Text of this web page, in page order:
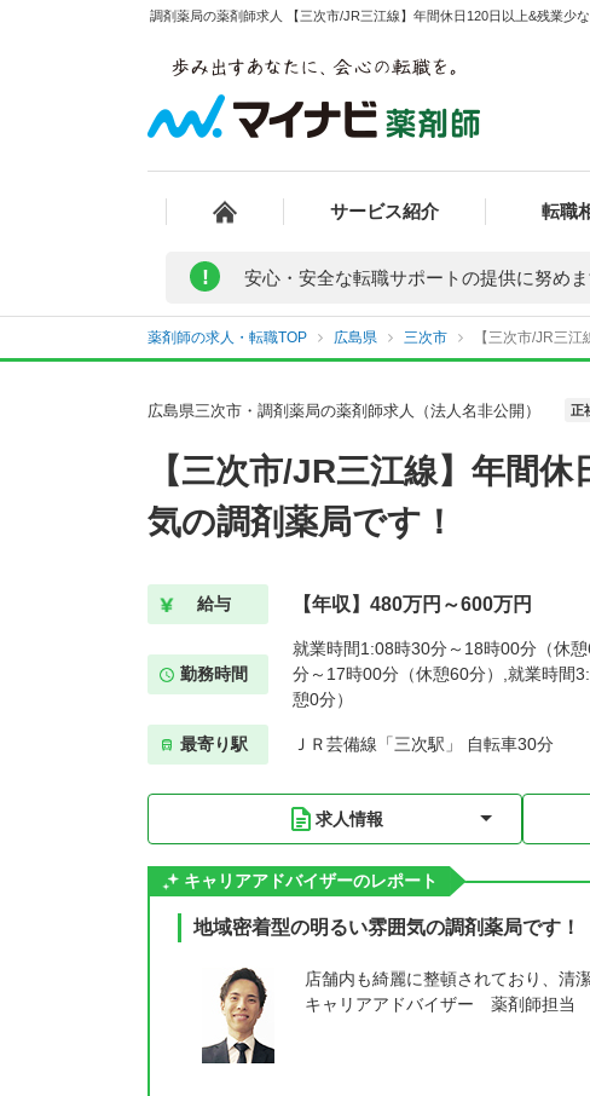
調剤薬局の薬剤師求人 【三次市/JR三江線】年間休日120日以上&残業少
サービス紹介 転職
! 安心・安全な転職サポートの提供に努めま
薬剤師の求人・転職TOP 広島県 三次市 【三次市/JR三
広島県三次市・調剤薬局の薬剤師求人（法人名非公開） 正
【三次市/JR三江線】年間
気の調剤薬局です！
給与 【年収】480万円～600万円
勤務時間
就業時間1:08時30分～18時00分（休
分～17時00分（休憩60分）,就業時間
憩0分）
最寄り駅 ＪＲ芸備線「三次駅」 自転車30分
求人情報
キャリアアドバイザーのレポート
地域密着型の明るい雰囲気の調剤薬局です！
店舗内も綺麗に整頓されており、清
キャリアアドバイザー 薬剤師担当